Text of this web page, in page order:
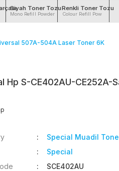
Siyah Toner Tozu
Mono Refill Powder
Renkli Toner Tozu
Colour Refill Pow
507A-504A Laser Toner 6K
Hp S-CE402AU-CE252A-
Special Muadil
Special
SCE402AU